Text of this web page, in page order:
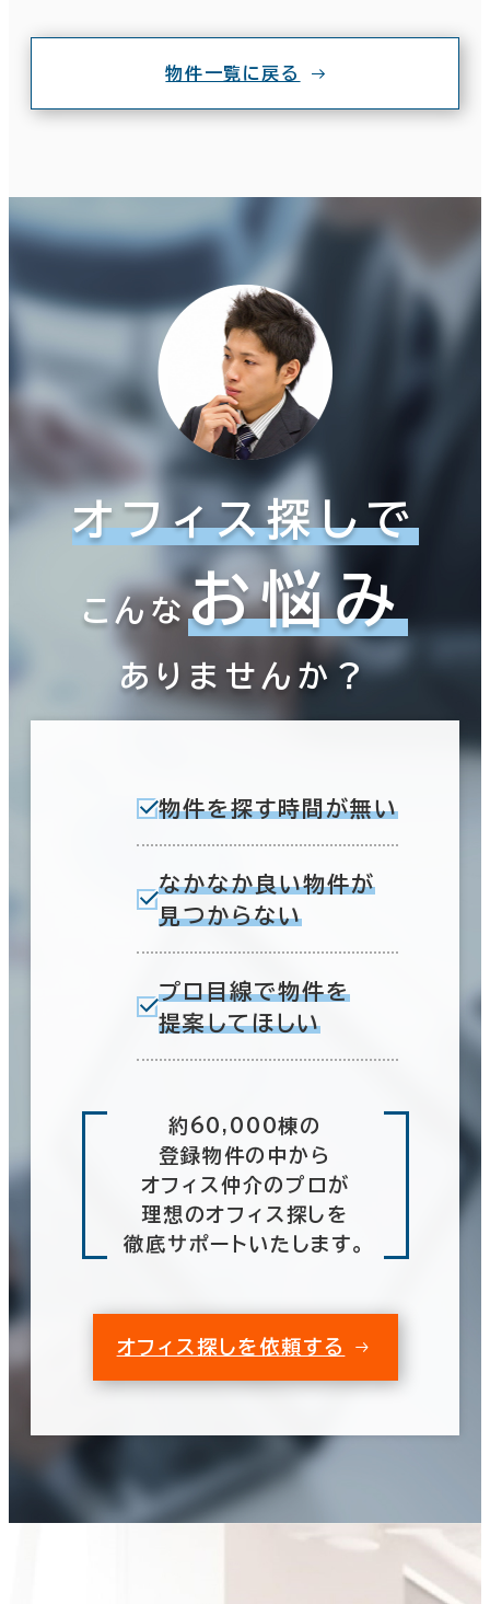
物件一覧に戻る
オフィス探しで
こんなお悩み
ありませんか？
物件を探す時間が無い
なかなか良い物件が
見つからない
プロ目線で物件を
提案してほしい
約60,000棟の
登録物件の中から
オフィス仲介のプロが
理想のオフィス探しを
徹底サポートいたします。
オフィス探しを依頼する